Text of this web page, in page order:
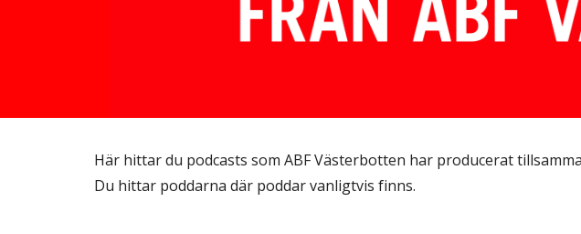
Här hittar du podcasts som ABF Västerbotten har producerat
Du hittar poddarna där poddar vanligtvis finns.